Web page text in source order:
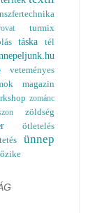
turmix
táska
tél
veteményes
magazin
zománc
zöldség
ötletelés
ünnep
őzike